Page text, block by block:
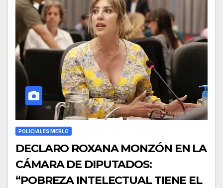
POLICIALES MERLO
DECLARO ROXANA MONZÓN EN LA
CÁMARA DE DIPUTADOS:
“POBREZA INTELECTUAL TIENE EL